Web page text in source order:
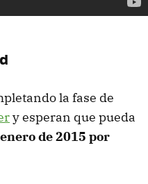
la fase de
y esperan que pueda
enero de 2015 por